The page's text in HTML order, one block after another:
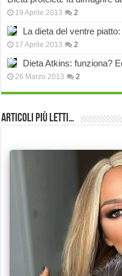
19 Aprile 2013 2
La dieta del ventre
17 Aprile 2013 2
Dieta Atkins: funziona?
26 Marzo 2013 2
Articoli più Letti…